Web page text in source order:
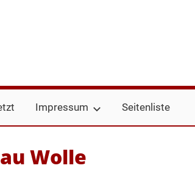
Impressum Seitenliste
Wolle